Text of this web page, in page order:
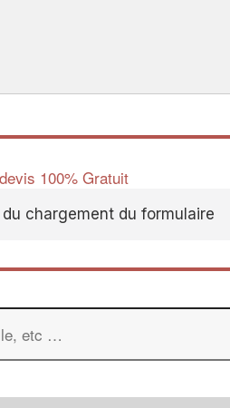
100% Gratuit
du chargement du formulaire